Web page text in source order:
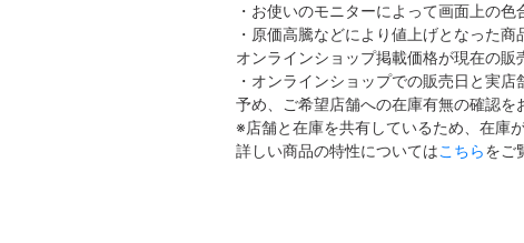
・お使いのモニターによって画面上の
・原価高騰などにより値上げとなった
オンラインショップ掲載価格が現在の販
・オンラインショップでの販売日と実
予め、ご希望店舗への在庫有無の確認を
※店舗と在庫を共有しているため、在庫
詳しい商品の特性についてはこちらをご